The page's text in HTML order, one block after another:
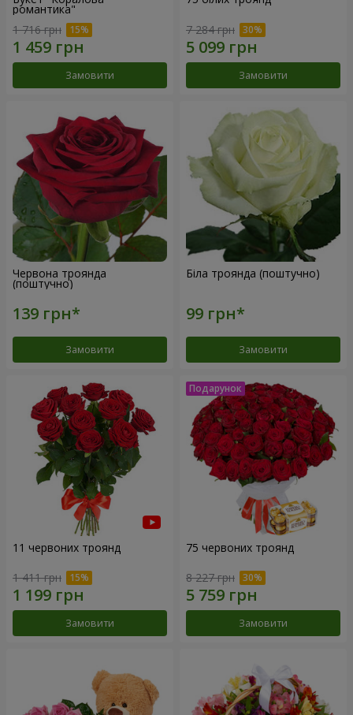
романтика"
1 716 грн
Замовити
7 284 грн
Замовити
Червона троянда
(поштучно)
Замовити
Біла троянда (поштучно)
Замовити
11 червоних троянд
1 411 грн
Замовити
75 червоних троянд
8 227 грн
Замовити